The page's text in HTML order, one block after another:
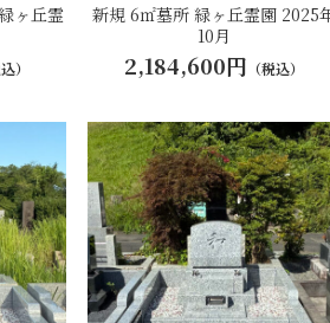
ヶ丘霊
）
新規 6㎡墓所 緑ヶ丘霊園 2025
10月
2,184,600円 （税込）